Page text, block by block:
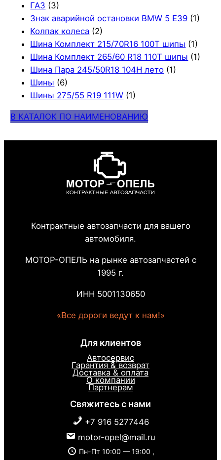
ГАЗ (3)
Знак аварийной остановки BMW 5 E39 (1)
Колпак колеса (2)
Шина Комплект 215/70R16 100T шипы (1)
Шина Комплект 265/60 R18 110T шипы (1)
Шина Пара 245/50R18 104H лето (1)
Шины (6)
Шины 275/55 R19 111W (1)
В КАТАЛОК ПО НАИМЕНОВАНИЮ
Контрактные автозапчасти для вашего
автомобиля.
МОТОР-ОПЕЛЬ на рынке автозапчастей с
1995 г.
ИНН 5001130650
«Все дороги ведут к нам!»
Для клиентов
Автосервис
Гарантия & возврат
Доставка & оплата
О компании
Партнерам
Свяжитесь с нами
+7 916 5277446
motor-opel@mail.ru
Пн-Пт 10:00 — 19:00 ,